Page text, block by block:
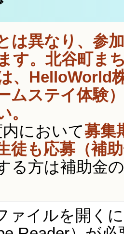
は異なり、参
す。北谷町ま
、HelloWorld
ムステイ体験
。
内において募集
徒も応募（補
る方は補助金
ァイルを開く